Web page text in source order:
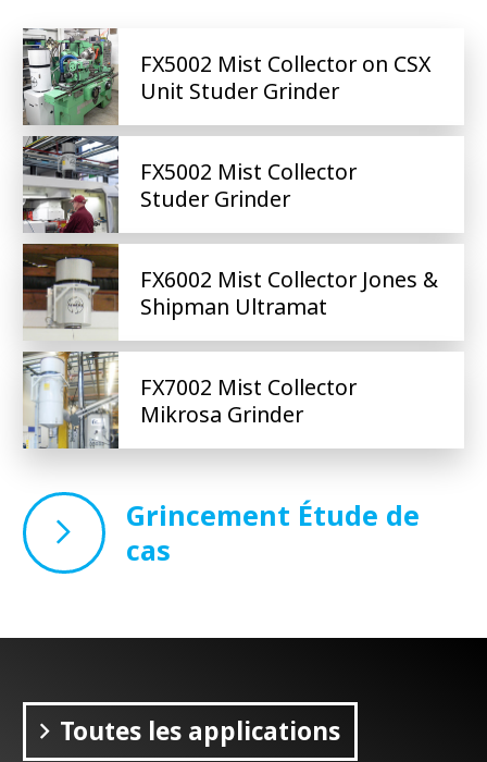
FX5002 Mist Collector on CSX
Unit Studer Grinder
FX5002 Mist Collector
Studer Grinder
FX6002 Mist Collector Jones &
Shipman Ultramat
FX7002 Mist Collector
Mikrosa Grinder
Grincement Étude de
cas
Toutes les applications